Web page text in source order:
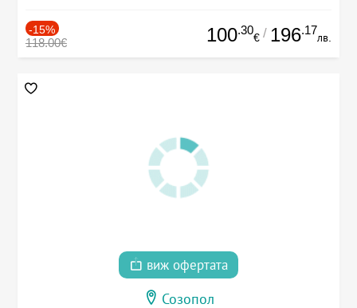
-15%
118.00€ 100.30
€ / 196.17
лв.
виж офертата
Созопол